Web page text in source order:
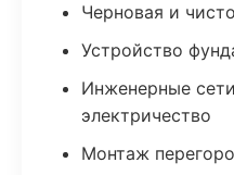
Черновая и
Устройство
Инженерные
электричество
Монтаж